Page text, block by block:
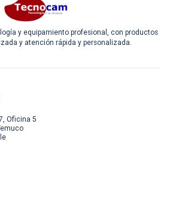
y equipamiento profesional, con productos
y atención rápida y personalizada.
Oficina 5